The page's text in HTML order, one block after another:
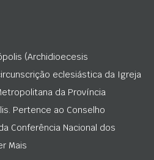
(Archidioecesis
eclesiástica da Igreja
da Província
Pertence ao Conselho
Conferência Nacional dos
Mais